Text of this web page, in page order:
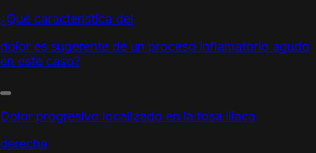
¿Qué característica del
dolor es sugerente de un proceso inflamatorio agudo
en este caso?
Dolor progresivo localizado en la fosa ilíaca
derecha